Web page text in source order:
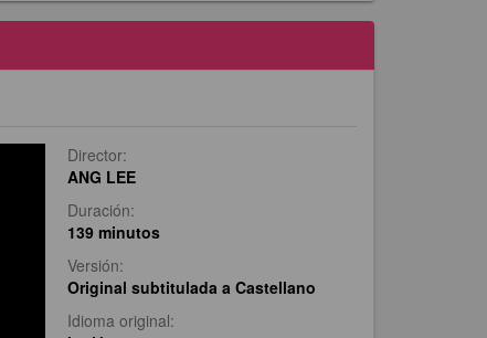
Director:
ANG LEE
Duración:
139 minutos
Versión:
Original subtitulada a Castellano
Idioma original: